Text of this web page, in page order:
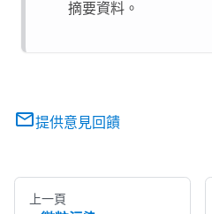
摘要資料。
提供意見回饋
上一頁